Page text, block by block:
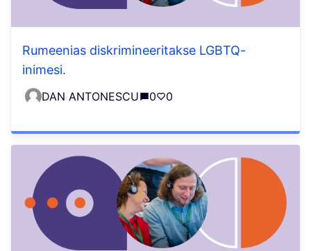
Rumeenias diskrimineeritakse LGBTQ-
inimesi.
DAN ANTONESCU 0 0